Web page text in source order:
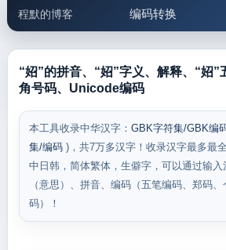
程默的博客 编码转换
邮件工具 生活便民
“妱”的拼音、“妱”字义、解释、“妱”
角号码、Unicode编码
本工具收录中华汉字： GBK字符集/GBK编
集/编码 )，共7万多汉字！收录汉字最多最
中日韩，简体繁体，生僻字，可以通过输入
（意思）、拼音、编码（五笔编码、郑码
码）！